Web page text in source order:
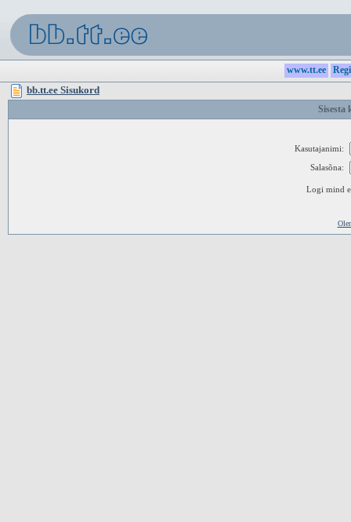
www.tt.ee
bb.tt.ee Sisukord
Sisesta
Kasutajanimi:
Salasõna:
Logi mind